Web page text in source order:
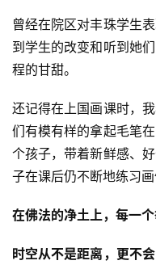
乐
菩
提
专
题
公
益
慈
善
曾经在院区对丰珠学生
到学生的改变和听到她
程的甘甜。
还记得在上国画课时，
们有模有样的拿起毛笔
个孩子，带着新鲜感、
子在课后仍不断地练习
在佛法的净土上，每一个
时空从不是距离，更不